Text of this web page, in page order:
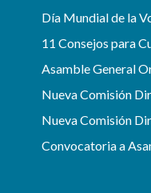
Día Mundial de la
11 Consejos para
Asamble General
Nueva Comisión
Nueva Comisión
Convocatoria a